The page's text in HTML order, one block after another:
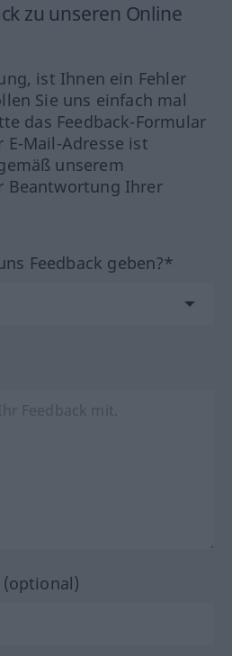
zu unseren Online
ist Ihnen ein Fehler
Sie uns einfach mal
das Feedback-Formular
E-Mail-Adresse ist
unserem
Beantwortung Ihrer
Feedback geben?*
(optional)